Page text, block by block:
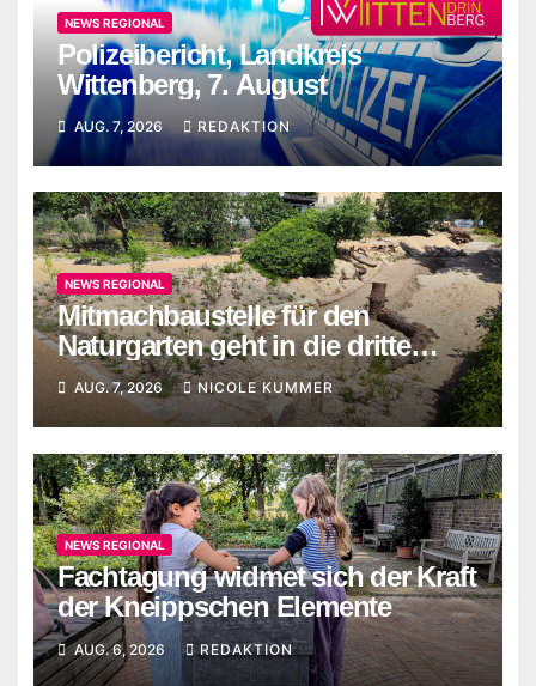
NEWS REGIONAL
Polizeibericht, Landkreis
Wittenberg, 7. August
AUG. 7, 2026 REDAKTION
NEWS REGIONAL
Mitmachbaustelle für den
Naturgarten geht in die dritte
Runde
AUG. 7, 2026 NICOLE KUMMER
NEWS REGIONAL
Fachtagung widmet sich der Kraft
der Kneippschen Elemente
AUG. 6, 2026 REDAKTION